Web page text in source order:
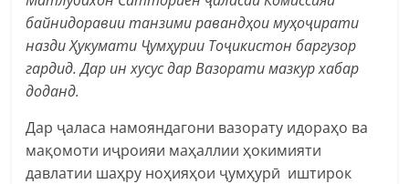
байнидоравии танзими равандҳои муҳоҷирати
назди Ҳукумати Ҷумҳурии Тоҷикистон баргузор
гардид. Дар ин хусус дар Вазорати мазкур хабар
доданд.
Дар ҷаласа намояндагони вазорату идораҳо ва
мақомоти иҷроияи маҳаллии ҳокимияти
давлатии шаҳру ноҳияҳои ҷумҳурӣ иштирок